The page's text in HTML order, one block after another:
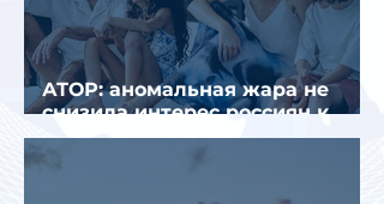
АТОР: аномальная жара не
снизила интерес россиян к
летнему отдыху в Европе